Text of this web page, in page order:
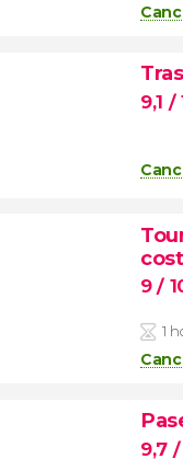
9,1 /
9/
1
9,7 /